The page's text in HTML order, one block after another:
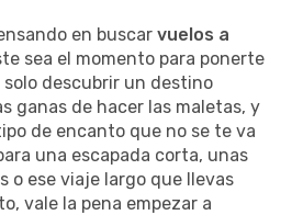
en buscar vuelos a
sea el momento para ponerte
solo descubrir un destino
ganas de hacer las maletas, y
de encanto que no se te va
una escapada corta, unas
o ese viaje largo que llevas
vale la pena empezar a